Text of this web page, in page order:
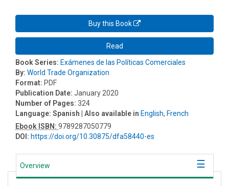
Buy this Book
Read
Book Series: Exámenes de las Políticas Comerciales
By: World Trade Organization
Format: PDF
Publication Date: January 2020
Number of Pages: 324
Language: Spanish | Also available in English, French
Ebook ISBN: 9789287050779
DOI: https://doi.org/10.30875/dfa58440-es
Overview